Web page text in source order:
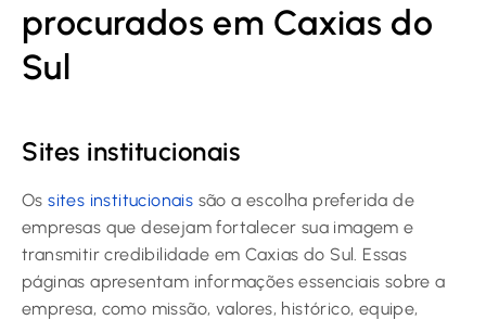
procurados em Caxias do
Sul
Sites institucionais
Ossites institucionais são a escolha preferida de
empresas que desejam fortalecer sua imagem e
transmitir credibilidade em Caxias do Sul. Essas
páginas apresentam informações essenciais sobre a
empresa, como missão, valores, histórico, equipe,